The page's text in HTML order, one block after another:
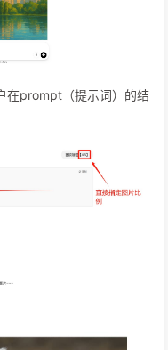
在prompt（提示词）的结